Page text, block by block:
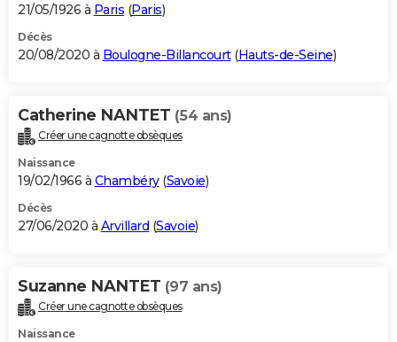
21/05/1926 à Paris (Paris)
Décès
20/08/2020 à Boulogne-Billancourt(Hauts-de-Seine)
Catherine NANTET (54 ans)
Créer une cagnotte obsèques
Naissance
19/02/1966 à Chambéry(Savoie)
Décès
27/06/2020 à Arvillard (Savoie)
Suzanne NANTET (97 ans)
Créer une cagnotte obsèques
Naissance